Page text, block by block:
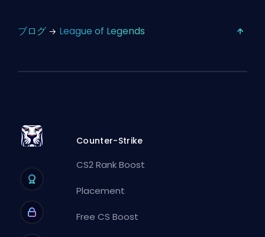
ブログ League of Legends
Counter-Strike
CS2 Rank Boost
Placement
Free CS Boost